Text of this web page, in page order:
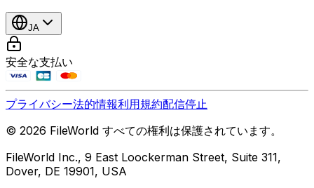
JA
安全な支払い
プライバシー法的情報利用規約配信停止
© 2026 FileWorld すべての権利は保護されています。
FileWorld Inc., 9 East Loockerman Street, Suite 311,
Dover, DE 19901, USA